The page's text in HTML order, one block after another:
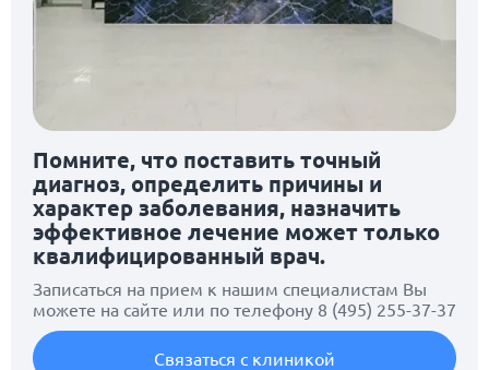
Помните, что поставить точный
диагноз, определить причины и
характер заболевания, назначить
эффективное лечение может только
квалифицированный врач.
Записаться на прием к нашим специалистам Вы
можете на сайте или по телефону 8 (495) 255-37-37
Связаться с клиникой